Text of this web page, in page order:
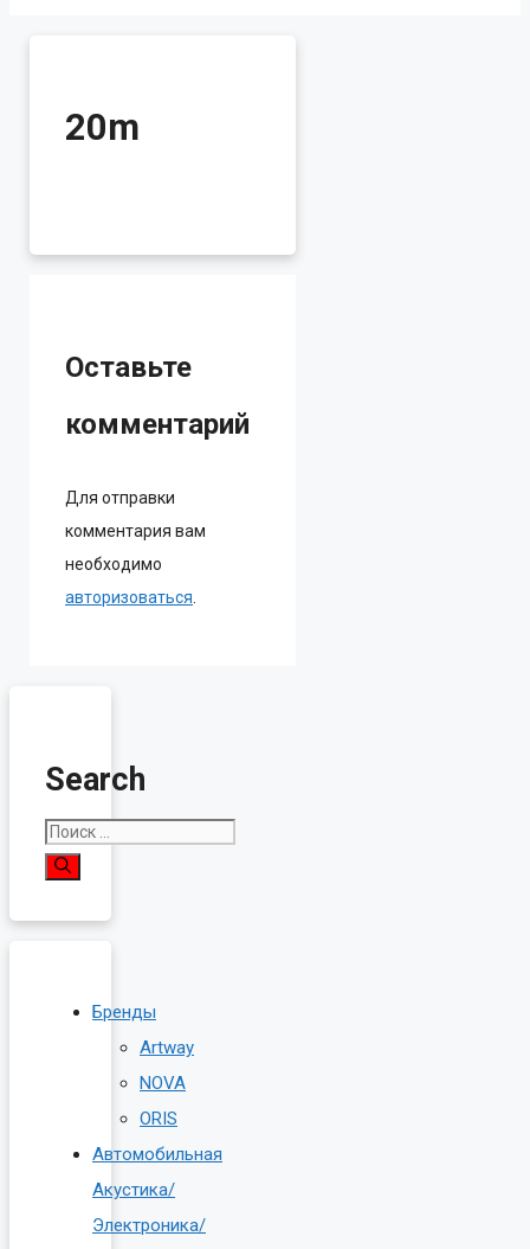
20m
Оставьте
комментарий
Для отправки
комментария вам
необходимо
авторизоваться
Search
Поиск:
Бренды
Artway
NOVA
ORIS
Автомобильная
Акустика/
Электроника/